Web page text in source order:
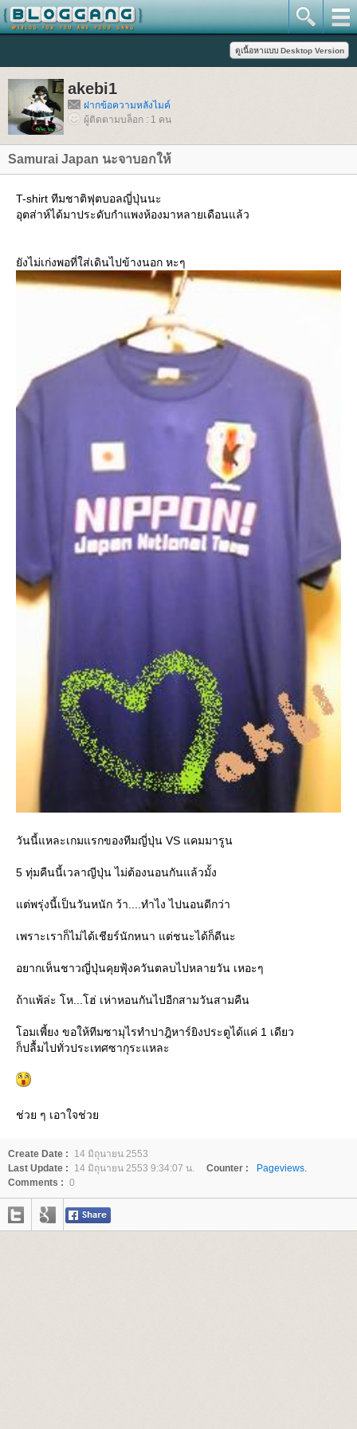
akebi1
ฝากข้อความหลังไมค์
ผู้ติดตามบล็อก : 1 คน
Samurai Japan นะจาบอกให้
T-shirt ทีมชาติฟุตบอลญี่ปุ่นนะ
อุตส่าห์ได้มาประดับกำแพงห้องมาหลายเดือนแล้ว
ังไม่เก่งพอที่ใส่เดินไปข้างนอก หะๆ
วันนี้แหละเกมแรกของทีมญี่ปุ่น VS แคมมารูน
5 ทุ่มคืนนี้เวลาญีปุ่น ไม่ต้องนอนกันแล้วมั้ง
ต่พรุ่งนี้เป็นวันหนัก ว้า....ทำไง ไปนอนดีกว่า
เพราะเราก็ไม่ได้เชียร์นักหนา แต่ชนะได้ก็ดีนะ
อยากเห็นชาวญี่ปุ่นคุยฟุ้งควันตลบไปหลายวัน เหอะๆ
ถ้าแพ้ล่ะ โห...โฮ่ เห่าหอนกันไปอีกสามวันสามคืน
อมเพี้ยง ขอให้ทีมซามุไรทำปาฎิหาร์ยิงประตูได้แค่ 1 เดียว
ก็ปลื้มไปทั่วประเทศซากุระแหละ
ช่วย ๆ เอาใจช่ว
Create Date :
14 มิถุนายน 2553
Last Update :
14 มิถุนายน 2553 9:34:07 น. Counter :
Pageviews.
Comments : 0